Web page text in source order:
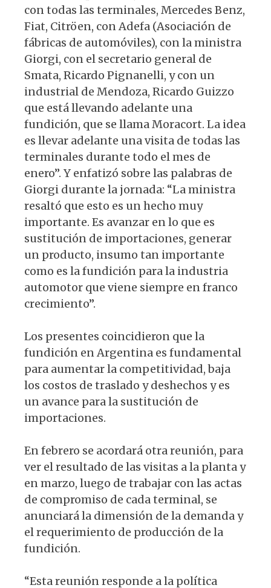
con todas las terminales, Mercedes Benz,
Fiat, Citröen, con Adefa (Asociación de
fábricas de automóviles), con la ministra
Giorgi, con el secretario general de
Smata, Ricardo Pignanelli, y con un
industrial de Mendoza, Ricardo Guizzo
que está llevando adelante una
fundición, que se llama Moracort. La idea
es llevar adelante una visita de todas las
terminales durante todo el mes de
enero”. Y enfatizó sobre las palabras de
Giorgi durante la jornada: “La ministra
resaltó que esto es un hecho muy
importante. Es avanzar en lo que es
sustitución de importaciones, generar
un producto, insumo tan importante
como es la fundición para la industria
automotor que viene siempre en franco
crecimiento”.
Los presentes coincidieron que la
fundición en Argentina es fundamental
para aumentar la competitividad, baja
los costos de traslado y deshechos y es
un avance para la sustitución de
importaciones.
En febrero se acordará otra reunión, para
ver el resultado de las visitas a la planta y
en marzo, luego de trabajar con las actas
de compromiso de cada terminal, se
anunciará la dimensión de la demanda y
el requerimiento de producción de la
fundición.
“Esta reunión responde a la política